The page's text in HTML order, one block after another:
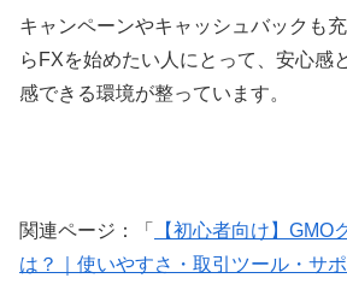
キャンペーンやキャッシュバックも
らFXを始めたい人にとって、安心感
感できる環境が整っています。
関連ページ：「
【初心者向け】GMO
は？｜使いやすさ・取引ツール・サ